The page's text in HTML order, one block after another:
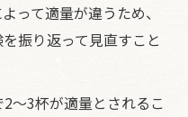
って適量が違うため、
振り返って見直すこと
〜3杯が適量とされるこ